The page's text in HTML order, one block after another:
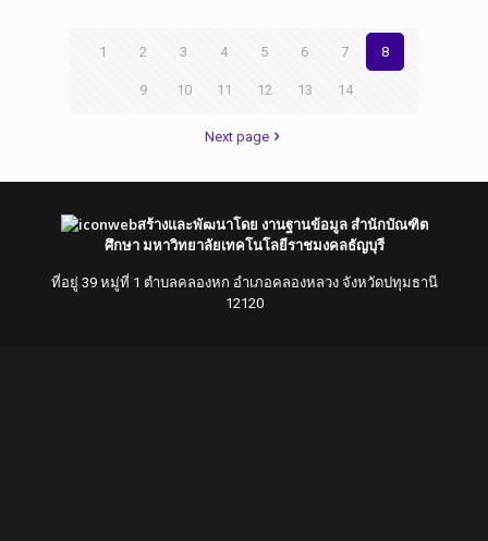
1 2 3 4 5 6 7 8
9 10 11 12 13 14
Next page
สร้างและพัฒนาโดย งานฐานข้อมูล สำนักบัณฑิต
ศึกษา มหาวิทยาลัยเทคโนโลยีราชมงคลธัญบุรี
ที่อยู่ 39 หมู่ที่ 1 ตำบลคลองหก อำเภอคลองหลวง จังหวัดปทุมธานี
12120